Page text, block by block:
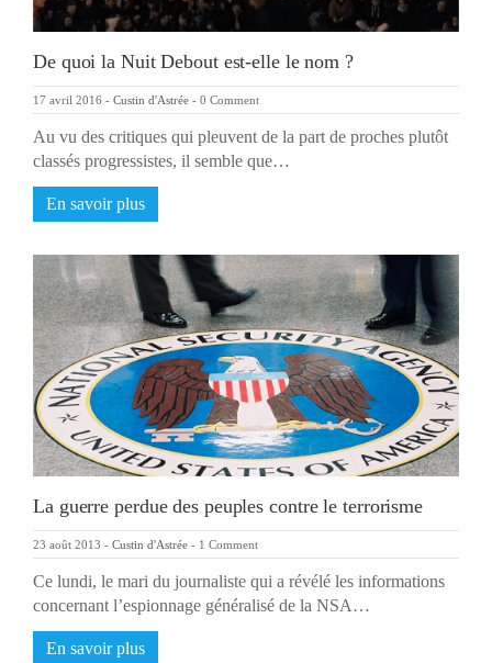
De quoi la Nuit Debout est-elle le nom ?
17 avril 2016 - Custin d'Astrée - 0 Comment
Au vu des critiques qui pleuvent de la part de proches plutôt
classés progressistes, il semble que…
En savoir plus
La guerre perdue des peuples contre le terrorisme
23 août 2013 - Custin d'Astrée - 1 Comment
Ce lundi, le mari du journaliste qui a révélé les informations
concernant l’espionnage généralisé de la NSA…
En savoir plus